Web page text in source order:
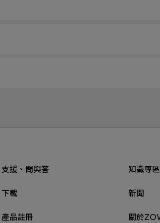
支援、問與答
下載
產品註冊
知識專區
新聞
關於